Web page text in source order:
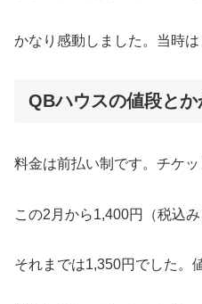
かなり感動しました。当時は
QBハウスの値段と
料金は前払い制です。チケッ
この2月から1,400円（税込
それまでは1,350円でした。